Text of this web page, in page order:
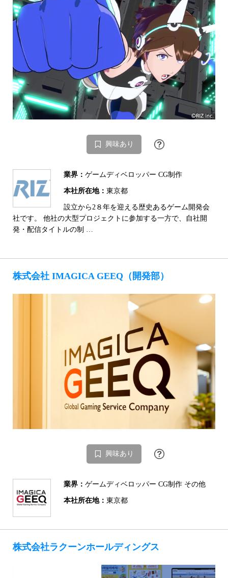
興味あり
業界： ゲームディベロッパー CG制作
本社所在地： 東京都
設立から2８年を迎える歴史あるゲーム開発会
社です。 他社の大型プロジェクトに参加する一方で、自社開
発・配信タイトルの制 …
株式会社 IMAGICA GEEQ（開発部）
興味あり
業界： ゲームディベロッパー CG制作 その他
本社所在地： 東京都
株式会社ラクーンホールディングス